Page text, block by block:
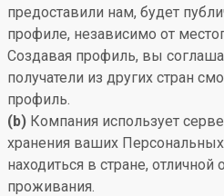
предоставили нам, будет
профиле, независимо от
Создавая профиль, вы
получатели из других стран
профиль.
(b) Компания использует
хранения ваших
находиться в стране,
проживания.